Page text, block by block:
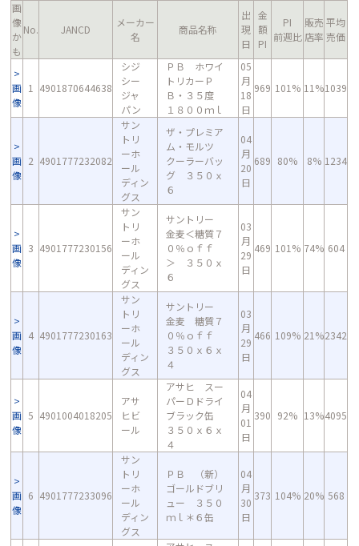
画
像
か
も
No. JANCD
メーカー
名
商品名称
出
現
日
金
額
PI
PI
前週比
販売
店率
平均
売価
画
像
1 4901870644638
シジ
シー
ジャ
パン
ＰＢ ホワイ
トリカーＰ
Ｂ・３５度
１８００ｍｌ
05
月
18
日
969 101% 11%1039
画
像
2 4901777232082
サン
トリ
ーホ
ール
ディン
グス
ザ・プレミア
ム・モルツ
クーラーバッ
グ ３５０ｘ
６
04
月
20
日
689 80% 8% 1234
画
像
3 4901777230156
サン
トリ
ーホ
ール
ディン
グス
サントリー
金麦＜糖質７
０％ｏｆｆ
＞ ３５０ｘ
６
03
月
29
日
469 101% 74% 604
画
像
4 4901777230163
サン
トリ
ーホ
ール
ディン
グス
サントリー
金麦 糖質７
０％ｏｆｆ
３５０ｘ６ｘ
４
03
月
29
日
466 109% 21%2342
画
像
5 4901004018205
アサ
ヒビ
ール
アサヒ スー
パーＤドライ
ブラック缶
３５０ｘ６ｘ
４
04
月
01
日
390 92% 13%4095
画
像
6 4901777233096
サン
トリ
ーホ
ール
ディン
グス
ＰＢ （新）
ゴールドブリ
ュー ３５０
ｍｌ＊６缶
04
月
30
日
373 104% 20% 568